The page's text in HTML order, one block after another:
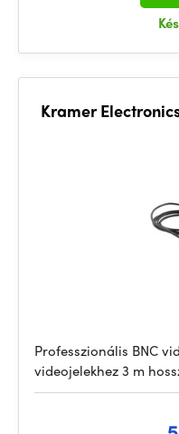
Kramer
Professzionális BNC
videojelekhez 3 m